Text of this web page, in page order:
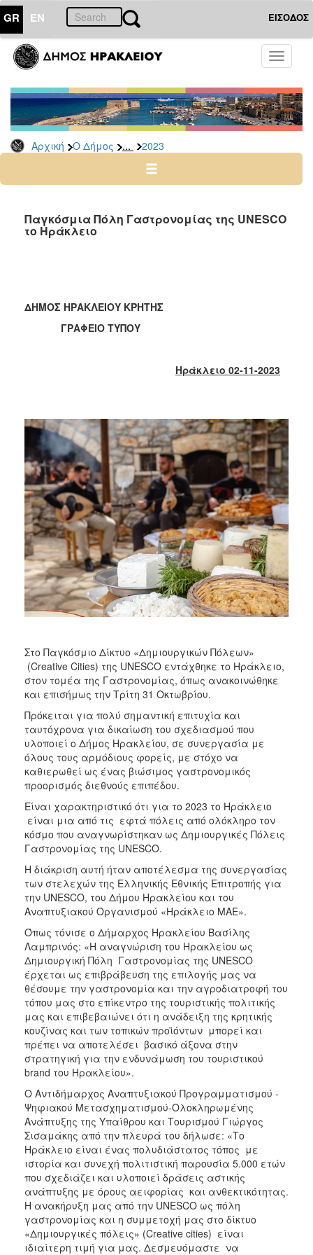
GR EN ΕΙΣΟΔΟΣ
Toggle
Αρχική Ο Δήμος ... 2023
ΔΗΜΟΣ
Δελτία
Τύπου
Αρχείο
2026
2024
2022
2018
2017
2012
2011
2010
2006
ΤΟΠΟΣ
ΠΟΛΙΤΙΣΜΟΣ
ΠΟΛΗ
Παγκόσμια Πόλη Γαστρονομίας της UNESCO
το Ηράκλειο
ΔΗΜΟΣ ΗΡΑΚΛΕΙΟΥ ΚΡΗΤΗΣ
ΓΡΑΦΕΙΟ ΤΥΠΟΥ
Ηράκλειο 02-11-2023
Στο Παγκόσμιο Δίκτυο «Δημιουργικών Πόλεων»
(Creative Cities) της UNESCO εντάχθηκε το Ηράκλειο,
στον τομέα της Γαστρονομίας, όπως ανακοινώθηκε
και επισήμως την Τρίτη 31 Οκτωβρίου.
Πρόκειται για πολύ σημαντική επιτυχία και
ταυτόχρονα για δικαίωση του σχεδιασμού που
υλοποιεί ο Δήμος Ηρακλείου, σε συνεργασία με
όλους τους αρμόδιους φορείς, με στόχο να
καθιερωθεί ως ένας βιώσιμος γαστρονομικός
προορισμός διεθνούς επιπέδου.
Είναι χαρακτηριστικό ότι για το 2023 το Ηράκλειο
είναι μια από τις εφτά πόλεις από ολόκληρο τον
κόσμο που αναγνωρίστηκαν ως Δημιουργικές Πόλεις
Γαστρονομίας της UNESCO.
Η διάκριση αυτή ήταν αποτέλεσμα της συνεργασίας
των στελεχών της Ελληνικής Εθνικής Επιτροπής για
την UNESCO, του Δήμου Ηρακλείου και του
Αναπτυξιακού Οργανισμού «Ηράκλειο ΜΑΕ».
Όπως τόνισε ο Δήμαρχος Ηρακλείου Βασίλης
Λαμπρινός: «Η αναγνώριση του Ηρακλείου ως
Δημιουργική Πόλη Γαστρονομίας της UNESCO
έρχεται ως επιβράβευση της επιλογής μας να
θέσουμε την γαστρονομία και την αγροδιατροφή του
τόπου μας στο επίκεντρο της τουριστικής πολιτικής
μας και επιβεβαιώνει ότι η ανάδειξη της κρητικής
κουζίνας και των τοπικών προϊόντων μπορεί και
πρέπει να αποτελέσει βασικό άξονα στην
στρατηγική για την ενδυνάμωση του τουριστικού
brand του Ηρακλείου».
Ο Αντιδήμαρχος Αναπτυξιακού Προγραμματισμού -
Ψηφιακού Μετασχηματισμού-Ολοκληρωμένης
Ανάπτυξης της Υπαίθρου και Τουρισμού Γιώργος
Σισαμάκης από την πλευρά του δήλωσε: «Το
Ηράκλειο είναι ένας πολυδιάστατος τόπος με
ιστορία και συνεχή πολιτιστική παρουσία 5.000 ετών
που σχεδιάζει και υλοποιεί δράσεις αστικής
ανάπτυξης με όρους αειφορίας και ανθεκτικότητας.
Η ανακήρυξη μας από την UNESCO ως πόλη
γαστρονομίας και η συμμετοχή μας στο δίκτυο
«Δημιουργικές πόλεις» (Creative cities) είναι
ιδιαίτερη τιμή για μας. Δεσμευόμαστε να